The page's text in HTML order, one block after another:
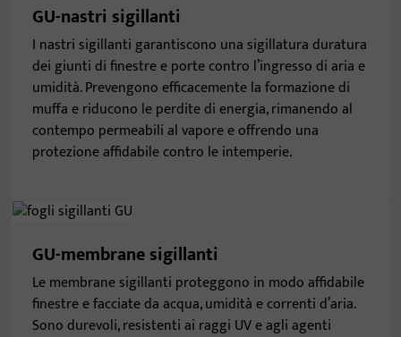
GU-nastri sigillanti
I nastri sigillanti garantiscono una sigillatura duratura
dei giunti di finestre e porte contro l’ingresso di aria e
umidità. Prevengono efficacemente la formazione di
muffa e riducono le perdite di energia, rimanendo al
contempo permeabili al vapore e offrendo una
protezione affidabile contro le intemperie.
GU-membrane sigillanti
Le membrane sigillanti proteggono in modo affidabile
finestre e facciate da acqua, umidità e correnti d’aria.
Sono durevoli, resistenti ai raggi UV e agli agenti